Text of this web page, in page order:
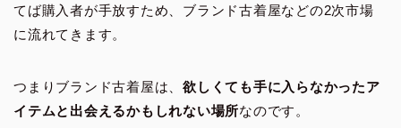
てば購入者が手放すため、ブランド古着屋などの2次市場
に流れてきます。
つまりブランド古着屋は、 欲しくても手に入らなかったア
イテムと出会えるかもしれない場所なのです。